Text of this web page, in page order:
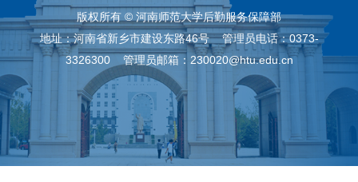
版权所有 © 河南师范大学后勤服务保障部
地址：河南省新乡市建设东路46号 管理员电话：0373-
3326300 管理员邮箱：230020@htu.edu.cn